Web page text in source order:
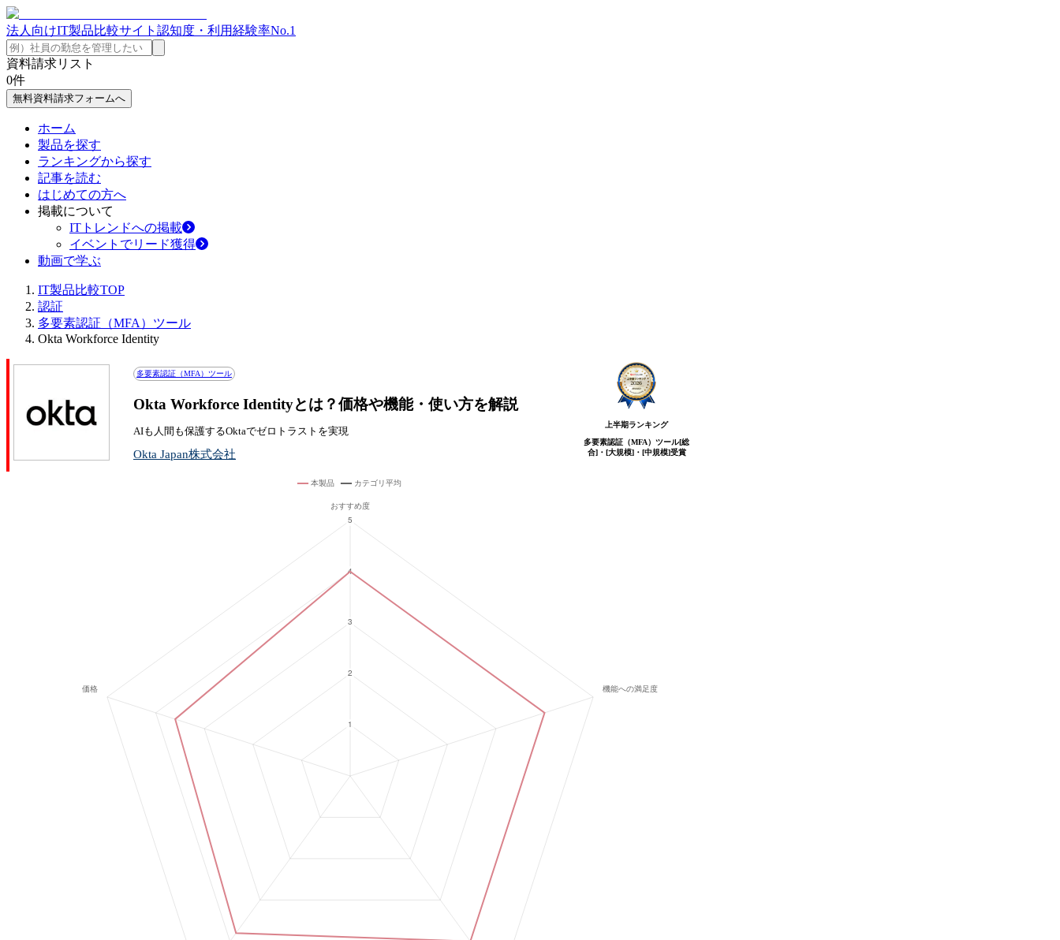
法人向けIT製品比較サイト 認知度・利用経験率No.1
資料請求リスト
0件
無料資料請求フォームへ
ホーム
製品を探す
ランキングから探す
記事を読む
はじめての方へ
掲載について
ITトレンドへの掲載
イベントでリード獲得
動画で学ぶ
IT製品比較TOP
認証
多要素認証（MFA）ツール
Okta Workforce Identity
多要素認証（MFA）ツール
Okta Workforce Identityとは？価格や機能・使い方を解説
AIも人間も保護するOktaでゼロトラストを実現
Okta Japan株式会社
上半期ランキング
多要素認証（MFA）ツール[総
合]・[大規模]・[中規模]受賞